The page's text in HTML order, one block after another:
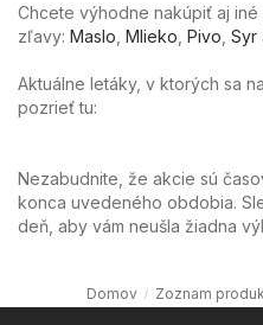
Chcete výhodne nakúpiť aj
zľavy: Maslo Mlieko Pivo Syr
Aktuálne letáky, v ktorých sa
pozrieť tu:
Nezabudnite, že akcie sú
konca uvedeného obdobia.
deň, aby vám neušla žiadna
Domov Zoznam